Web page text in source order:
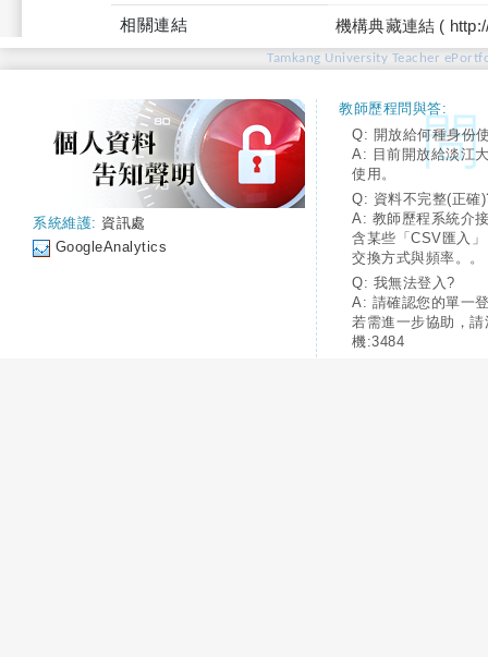
相關連結 機構典藏連結 (
Tamkang University Teacher
系統維護: 資訊處
GoogleAnalytics
教師歷程問與答:
Q: 開放給何種身份
A: 目前開放給淡江
使用。
Q: 資料不完整(正確
A: 教師歷程系統介
含某些「CSV匯入
交換方式與頻率。。
Q: 我無法登入?
A: 請確認您的單一
若需進一步協助，
機:3484